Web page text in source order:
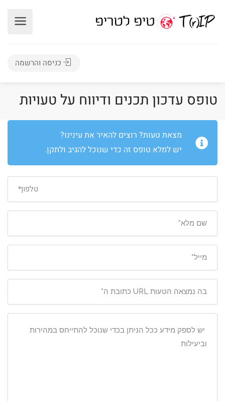
כניסה והרשמה
טופס עדכון תכנים ודיווח על טעויות
מצאת טעות? רוצים להאיר את עינינו?
יש למלא טופס זה כדי שנוכל להגיב ולתקן.